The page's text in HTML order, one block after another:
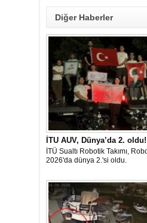
Diğer Haberler
İTU AUV, Dünya’da 2. oldu!
İTÜ Sualtı Robotik Takımı,
2026'da dünya 2.'si oldu.